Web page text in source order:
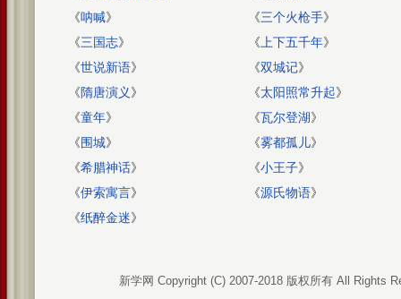
《呐喊》 《三个火枪手》
《三国志》 《 上下五千年》
《世说新语》 《双城记》
《隋唐演义》 《太阳照常升起》
《童年》 《瓦尔登湖》
《围城》 《雾都孤儿》
《希腊神话》 《小王子》
《伊索寓言》 《源氏物语》
《纸醉金迷》
新学网 Copyright (C) 2007-2018 版权所有 All Rights